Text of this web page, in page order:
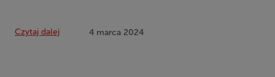
Czytaj dalej 4 marca 2024